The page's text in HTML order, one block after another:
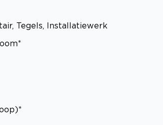
Tegels, Installatiewerk